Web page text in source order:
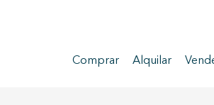
Comprar Alquilar